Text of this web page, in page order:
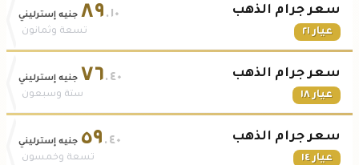
سعر جرام الذهب
عيار ٢١
٨٩ .١٠ جنيه إسترليني
تسعة وثمانون
سعر جرام الذهب
عيار ١٨
٧٦.٤٠ جنيه إسترليني
ستة وسبعون
سعر جرام الذهب
عيار ١٤
٥٩ .٤٠ جنيه إسترليني
تسعة وخمسون